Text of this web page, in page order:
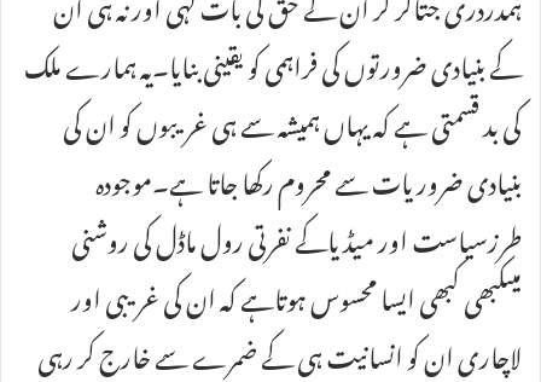
کے بنیادی ضرورتوں کی فراہمی کو یقینی بنایا۔یہ ہمارے ملک
کی بد قسمتی ہے کہ یہاں ہمیشہ سے ہی غریبوں کو ان کی
بنیادی ضروریات سے محروم رکھا جاتا ہے۔موجودہ
طرزسیاست اور میڈیاکے نفرتی رول ماڈل کی روشنی
میںکبھی کبھی ایسا محسوس ہوتاہے کہ ان کی غریبی اور
لاچاری ان کو انسانیت ہی کے ضمرے سے خارج کر رہی